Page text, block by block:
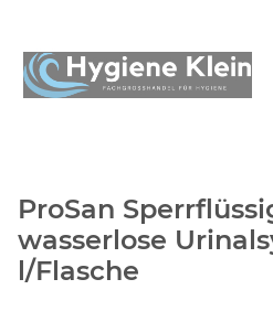
ProSan
wasserlose
l/Flasche